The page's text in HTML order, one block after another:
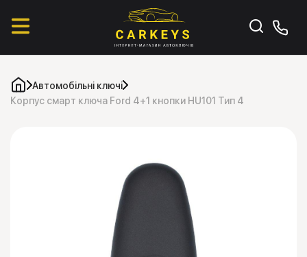
Автомобільні ключі
Корпус смарт ключа Ford 4+1 кнопки HU101 Тип 4